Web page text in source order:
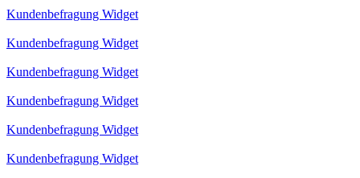
Kundenbefragung Widget
Kundenbefragung Widget
Kundenbefragung Widget
Kundenbefragung Widget
Kundenbefragung Widget
Kundenbefragung Widget